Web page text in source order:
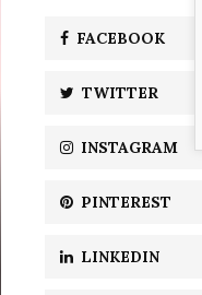
FACEBOOK
TWITTER
INSTAGRAM
PINTEREST
LINKEDIN